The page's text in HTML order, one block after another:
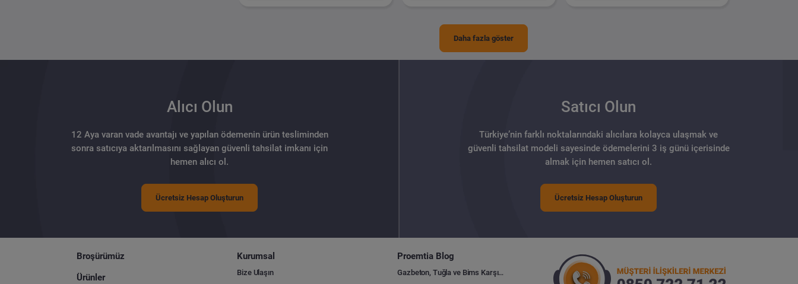
Daha fazla göster
Alıcı Olun
12 Aya varan vade avantajı ve yapılan ödemenin ürün tesliminden
sonra satıcıya aktarılmasını sağlayan güvenli tahsilat imkanı için
hemen alıcı ol.
Ücretsiz Hesap Oluşturun
Satıcı Olun
Türkiye’nin farklı noktalarındaki alıcılara kolayca ulaşmak ve
güvenli tahsilat modeli sayesinde ödemelerini 3 iş günü içerisinde
almak için hemen satıcı ol.
Ücretsiz Hesap Oluşturun
Broşürümüz
Ürünler
Kurumsal
Bize Ulaşın
Proemtia Blog
Gazbeton, Tuğla ve Bims Karşılaştırması: Hangisi Daha Avantajlı?